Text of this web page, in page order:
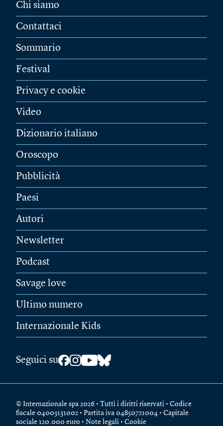
Chi siamo
Contattaci
Sommario
Festival
Privacy e cookie
Video
Dizionario italiano
Oroscopo
Pubblicità
Paesi
Autori
Newsletter
Podcast
Savage love
Ultimo numero
Internazionale Kids
Seguici su
© Internazionale spa 2026 • Tutti i diritti riservati • Codice
fiscale 04003131002 • Partita iva 04850721004 • Capitale
sociale 120.000 euro • Note legali • Cookie